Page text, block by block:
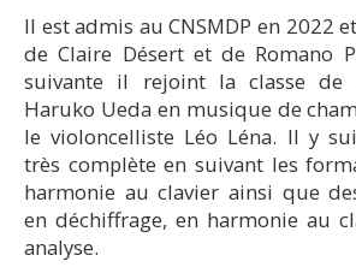
Il est admis au CNSMDP en 2022
de Claire Désert et de Romano
suivante il rejoint la classe de
Haruko Ueda en musique de
le violoncelliste Léo Léna. Il y
très complète en suivant les
harmonie au clavier ainsi que
en déchiffrage, en harmonie au
analyse.